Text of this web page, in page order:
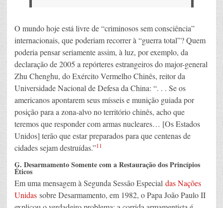
O mundo hoje está livre de “criminosos sem consciência”
internacionais, que poderiam recorrer à “guerra total”? Quem
poderia pensar seriamente assim, à luz, por exemplo, da
declaração de 2005 a repórteres estrangeiros do major-general
Zhu Chenghu, do Exército Vermelho Chinês, reitor da
Universidade Nacional de Defesa da China: “. . . Se os
americanos apontarem seus mísseis e munição guiada por
posição para a zona-alvo no território chinês, acho que
teremos que responder com armas nucleares… [Os Estados
Unidos] terão que estar preparados para que centenas de
cidades sejam destruídas.”11
G. Desarmamento Somente com a Restauração dos Princípios
Éticos
Em uma mensagem à Segunda Sessão Especial das Nações
Unidas sobre Desarmamento, em 1982, o Papa João Paulo II